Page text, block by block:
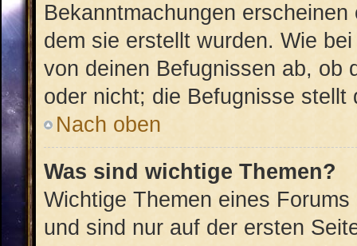
Bekanntmachungen
dem sie erstellt wurden. Wie
von deinen Befugnissen ab, ob
oder nicht; die Befugnisse stellt
Nach oben
Was sind wichtige Themen?
Wichtige Themen eines
und sind nur auf der ersten